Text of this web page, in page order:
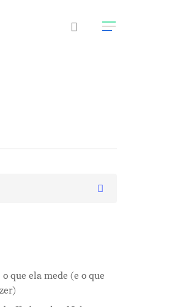
que ela mede (e o que